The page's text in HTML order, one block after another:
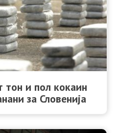
тон и пол кокаин
за Словенија